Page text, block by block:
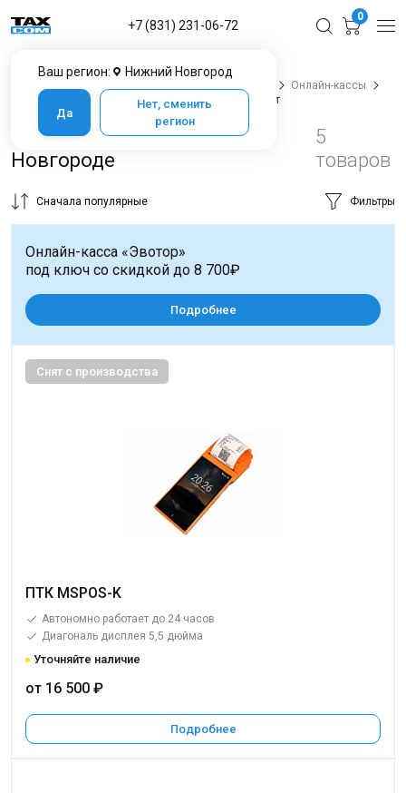
Ваш регион: Нижний Новгород
Да
Нет, сменить
регион
+7 (831) 231-06-72
0
Онлайн-кассы
Смарт-терминалы
Смарт-терминалы Мультисофт
Мультисофт в Нижнем
Новгороде
5
товаров
Сначала популярные Фильтры
Снят с производства
ПТК MSPOS-K
Автономно работает до 24 часов
Диагональ дисплея 5,5 дюйма
Уточняйте наличие
от 16 500 ₽
Подробнее
Онлайн-касса «Эвотор»
под ключ со скидкой до 8 700₽
Подробнее